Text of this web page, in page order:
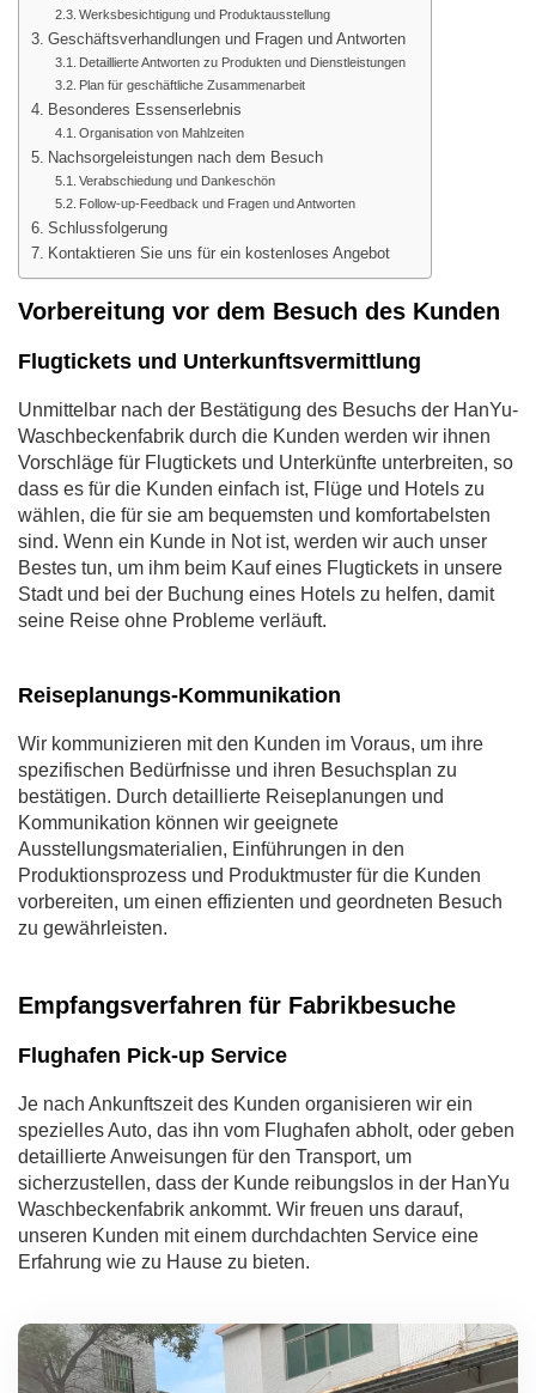
Werksbesichtigung und Produktausstellung
Geschäftsverhandlungen und Fragen und Antworten
Detaillierte Antworten zu Produkten und Dienstleistungen
Plan für geschäftliche Zusammenarbeit
Besonderes Essenserlebnis
Organisation von Mahlzeiten
Nachsorgeleistungen nach dem Besuch
Verabschiedung und Dankeschön
Follow-up-Feedback und Fragen und Antworten
Schlussfolgerung
Kontaktieren Sie uns für ein kostenloses Angebot
Vorbereitung vor dem Besuch des Kunden
Flugtickets und Unterkunftsvermittlung
Unmittelbar nach der Bestätigung des Besuchs der HanYu-
Waschbeckenfabrik durch die Kunden werden wir ihnen
Vorschläge für Flugtickets und Unterkünfte unterbreiten, so
dass es für die Kunden einfach ist, Flüge und Hotels zu
wählen, die für sie am bequemsten und komfortabelsten
sind. Wenn ein Kunde in Not ist, werden wir auch unser
Bestes tun, um ihm beim Kauf eines Flugtickets in unsere
Stadt und bei der Buchung eines Hotels zu helfen, damit
seine Reise ohne Probleme verläuft.
Reiseplanungs-Kommunikation
Wir kommunizieren mit den Kunden im Voraus, um ihre
spezifischen Bedürfnisse und ihren Besuchsplan zu
bestätigen. Durch detaillierte Reiseplanungen und
Kommunikation können wir geeignete
Ausstellungsmaterialien, Einführungen in den
Produktionsprozess und Produktmuster für die Kunden
vorbereiten, um einen effizienten und geordneten Besuch
zu gewährleisten.
Empfangsverfahren für Fabrikbesuche
Flughafen Pick-up Service
Je nach Ankunftszeit des Kunden organisieren wir ein
spezielles Auto, das ihn vom Flughafen abholt, oder geben
detaillierte Anweisungen für den Transport, um
sicherzustellen, dass der Kunde reibungslos in der HanYu
Waschbeckenfabrik ankommt. Wir freuen uns darauf,
unseren Kunden mit einem durchdachten Service eine
Erfahrung wie zu Hause zu bieten.